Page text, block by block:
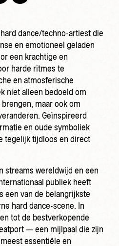
dance/techno-artiest die
en emotioneel geladen
een krachtige en
harde ritmes te
en atmosferische
niet alleen bedoeld om
maar ook om
Geïnspireerd
en oude symboliek
tegelijk tijdloos en direct
streams wereldwijd en een
publiek heeft
een van de belangrijkste
hard dance-scene. In
tot de bestverkopende
— een mijlpaal die zijn
essentiële en